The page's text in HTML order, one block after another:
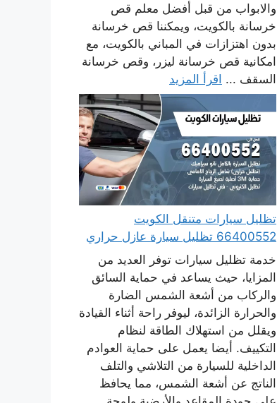
والابواب من قبل أفضل معلم قص
خرسانة بالكويت، ويمكننا قص خرسانة
بدون اهتزازات في المباني بالكويت، مع
امكانية قص خرسانة ليزر، وقص خرسانة
السقف ... اقرأ المزيد
تظليل سيارات متنقل الكويت
66400552 تظليل سيارة عازل حراري
خدمة تظليل سيارات توفر العديد من
المزايا، حيث يساعد في حماية السائق
والركاب من أشعة الشمس الضارة
والحرارة الزائدة، ليوفر راحة أثناء القيادة
ويقلل من استهلاك الطاقة لنظام
التكييف. أيضا يعمل على حماية العوادم
الداخلية للسيارة من التلاشي والتلف
الناتج عن أشعة الشمس، مما يحافظ